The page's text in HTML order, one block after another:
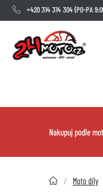
+420 314 314 304(PO-PA
Nakupuj podle
2HMOTO.cz Moto díly